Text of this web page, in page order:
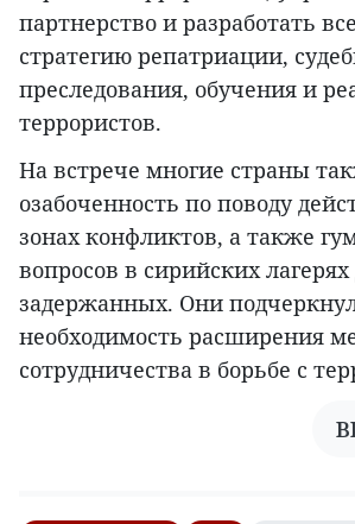
партнерство и разработать
стратегию репатриации,
преследования, обучения и
террористов.
На встрече многие страны
озабоченность по поводу
зонах конфликтов, а также
вопросов в сирийских лагерях
задержанных. Они
необходимость расширения
сотрудничества в борьбе с